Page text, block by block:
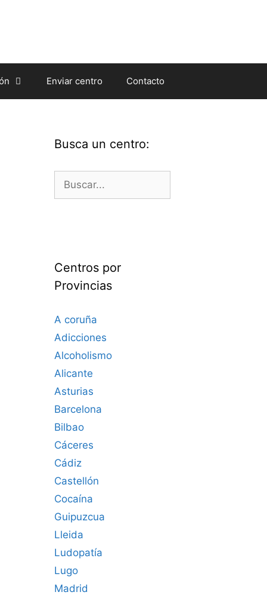
Enviar centro Contacto
Busca un centro:
Centros por
Provincias
A coruña
Adicciones
Alcoholismo
Alicante
Asturias
Barcelona
Bilbao
Cáceres‎
Cádiz
Castellón
Cocaína
Guipuzcua
Lleida
Ludopatía
Lugo
Madrid